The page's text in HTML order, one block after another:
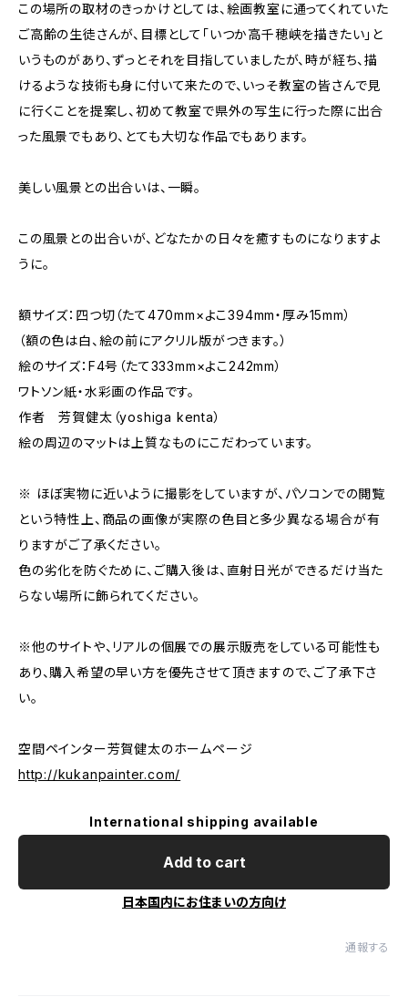
この場所の取材のきっかけとしては、絵画教室に通ってくれていた
ご高齢の生徒さんが、目標として「いつか高千穂峡を描きたい」と
いうものがあり、ずっとそれを目指していましたが、時が経ち、描
けるような技術も身に付いて来たので、いっそ教室の皆さんで見
に行くことを提案し、初めて教室で県外の写生に行った際に出合
った風景でもあり、とても大切な作品でもあります。
美しい風景との出合いは、一瞬。
この風景との出合いが、どなたかの日々を癒すものになりますよ
うに。
額サイズ：四つ切（たて470mm×よこ394mm・厚み15mm）
（額の色は白、絵の前にアクリル版がつきます。）
絵のサイズ：F4号（たて333mm×よこ242mm）
ワトソン紙・水彩画の作品です。
作者 芳賀健太（yoshiga kenta）
絵の周辺のマットは上質なものにこだわっています。
※ ほぼ実物に近いように撮影をしていますが、パソコンでの閲覧
という特性上、商品の画像が実際の色目と多少異なる場合が有
りますがご了承ください。
色の劣化を防ぐために、ご購入後は、直射日光ができるだけ当た
らない場所に飾られてください。
※他のサイトや、リアルの個展での展示販売をしている可能性も
あり、購入希望の早い方を優先させて頂きますので、ご了承下さ
い。
空間ペインター芳賀健太のホームページ
http://kukanpainter.com/
International shipping available
Add to cart
日本国内にお住まいの方向け
通報する